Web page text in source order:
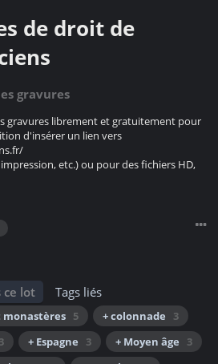
de droit de
gravures
gravures librement et gratuitement pour
d'insérer un lien vers
etc.) ou pour des fichiers HD,
ce lot Tags liés
monastères 5 + colonnade
3
3 + Espagne 3 + Moyen âge
3